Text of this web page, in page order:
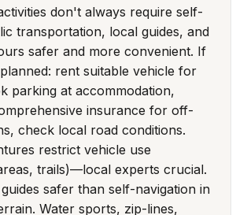
don't always require self-
transportation, local guides, and
safer and more convenient. If
rent suitable vehicle for
parking at accommodation,
insurance for off-
check local road conditions.
restrict vehicle use
trails)—local experts crucial.
safer than self-navigation in
Water sports, zip-lines,